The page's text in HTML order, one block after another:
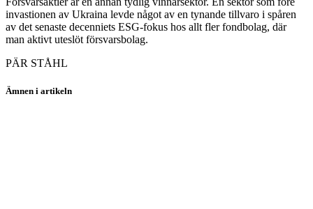
invastionen av Ukraina levde något av en tynande tillvaro i spåren
av det senaste decenniets ESG-fokus hos allt fler fondbolag, där
man aktivt uteslöt försvarsbolag.
PÄR STÅHL
Ämnen i artikeln